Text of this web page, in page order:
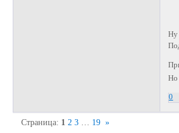
Ну
Но
0
Страница: 1 2 3 19 »